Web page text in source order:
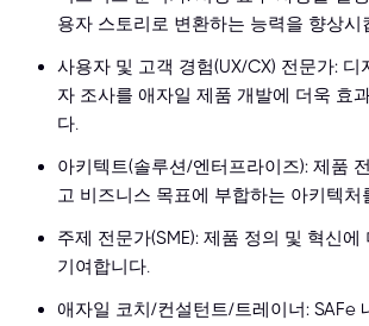
용자 스토리로 변환하는 능력을 향상시
사용자 및 고객 경험(UX/CX) 전문가: 디
자 조사를 애자일 제품 개발에 더욱 효
다.
아키텍트(솔루션/엔터프라이즈): 제품
고 비즈니스 목표에 부합하는 아키텍처
주제 전문가(SME): 제품 정의 및 혁신에
기여합니다.
애자일 코치/컨설턴트/트레이너: SAFe